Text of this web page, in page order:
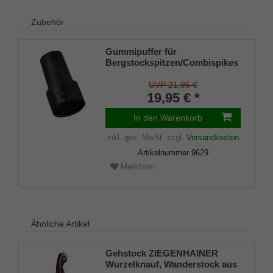
Zubehör
Gummipuffer für
Bergstockspitzen/Combispikes
UVP 21,95 €
19,95 € *
In den Warenkorb
inkl. ges. MwSt. zzgl. Versandkosten
Artikelnummer 9629
Merkliste
Ähnliche Artikel
Gehstock ZIEGENHAINER
Wurzelknauf, Wanderstock aus